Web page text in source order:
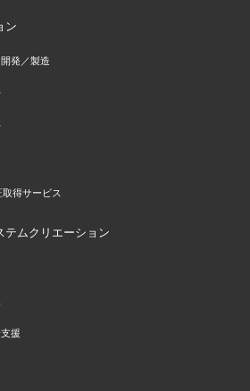
ン
発／製造
得サービス
テムクリエーション
援